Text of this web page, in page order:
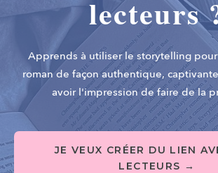
lecteurs
Apprends à utiliser le storytelling
roman de façon authentique,
avoir l'impression de faire de la
JE VEUX CRÉER DU LIEN
LECTEURS →